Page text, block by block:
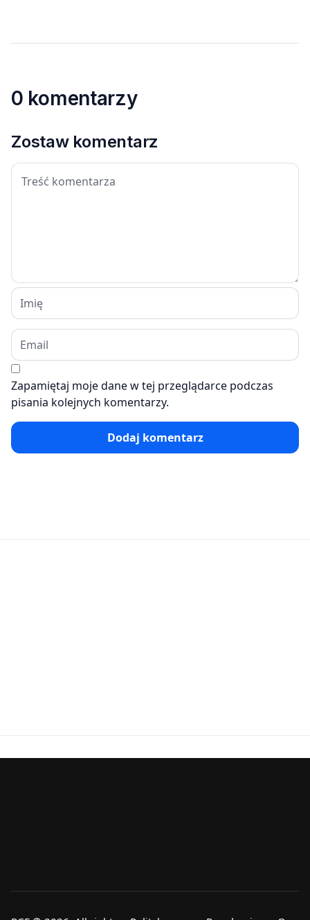
0 komentarzy
Zostaw komentarz
Zapamiętaj moje dane w tej przeglądarce podczas
pisania kolejnych komentarzy.
Dodaj komentarz